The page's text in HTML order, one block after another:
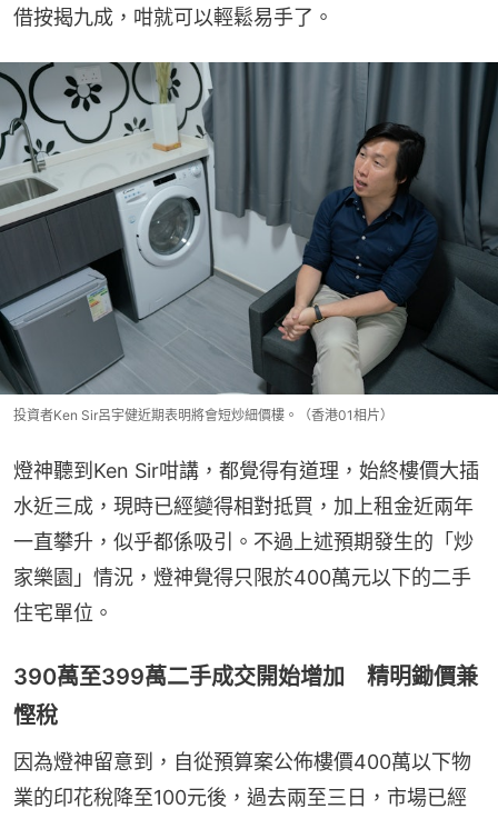
借按揭九成，咁就可以輕鬆易手了。
投資者Ken Sir呂宇健近期表明將會短炒細價樓。（香港01相片）
燈神聽到Ken Sir咁講，都覺得有道理，始終樓價大插
水近三成，現時已經變得相對抵買，加上租金近兩年
一直攀升，似乎都係吸引。不過上述預期發生的「炒
家樂園」情況，燈神覺得只限於400萬元以下的二手
住宅單位。
390萬至399萬二手成交開始增加 精明鋤價兼
慳稅
因為燈神留意到，自從預算案公佈樓價400萬以下物
業的印花稅降至100元後，過去兩至三日，市場已經